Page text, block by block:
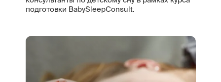
подготовки BabySleepConsult.